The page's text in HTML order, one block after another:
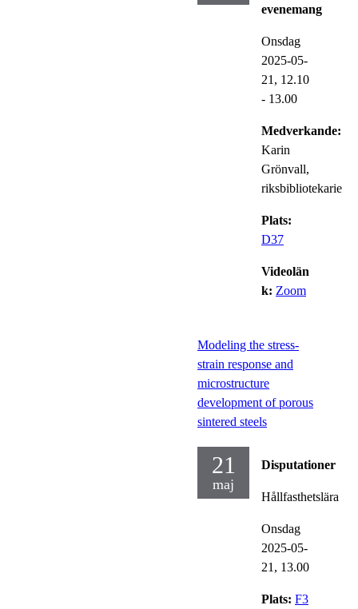
evenemang
Onsdag
2025-05-
21, 12.10
- 13.00
Medverkande:
Karin
Grönvall,
riksbibliotekarie
Plats:
D37
Videolän
k: Zoom
Modeling the stress-
strain response and
microstructure
development of porous
sintered steels
21
maj
Disputationer
Hållfasthetslära
Onsdag
2025-05-
21, 13.00
Plats: F3